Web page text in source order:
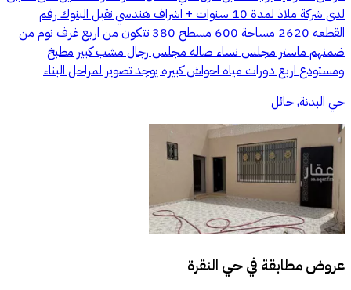
لدى شركة ملاذ لمدة 10 سنوات + اشراف هندسي تقبل البنوك رقم
القطعه 2620 مساحة 600 مسطح 380 تتكون من اربع غرف نوم من
ضمنهم ماستر مجلس نساء صاله مجلس رجال مشب كبير مطبخ
ومستودع اربع دورات مياه احواش كبيره يوجد تصوير لمراحل البناء
حي البدنة, حائل
عروض مطابقة فيحي النقرة